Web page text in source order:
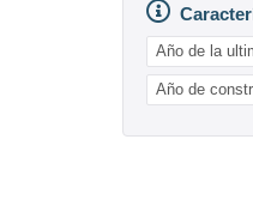
Año de la
Año de